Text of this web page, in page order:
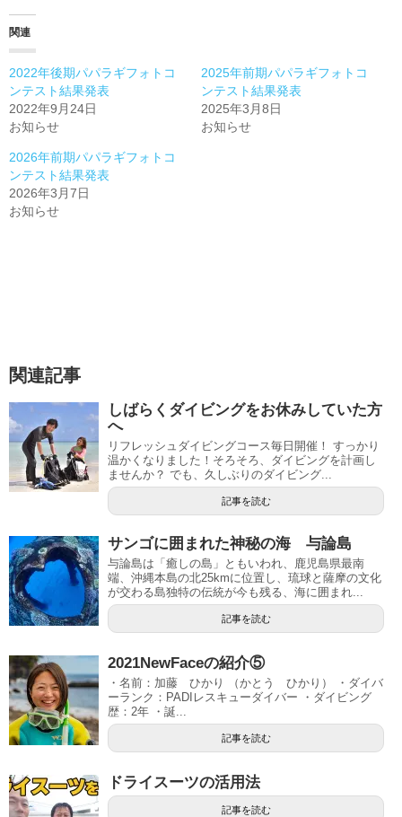
関連
2022年後期パパラギフォトコ
ンテスト結果発表
2022年9月24日
お知らせ
2025年前期パパラギフォトコ
ンテスト結果発表
2025年3月8日
お知らせ
2026年前期パパラギフォトコ
ンテスト結果発表
2026年3月7日
お知らせ
関連記事
しばらくダイビングをお休みしていた方
へ
リフレッシュダイビングコース毎日開催！ すっかり
温かくなりました！そろそろ、ダイビングを計画し
ませんか？ でも、久しぶりのダイビング...
記事を読む
サンゴに囲まれた神秘の海 与論島
与論島は「癒しの島」ともいわれ、鹿児島県最南
端、沖縄本島の北25kmに位置し、琉球と薩摩の文化
が交わる島独特の伝統が今も残る、海に囲まれ...
記事を読む
2021NewFaceの紹介⑤
・名前：加藤 ひかり （かとう ひかり） ・ダイバ
ーランク：PADIレスキューダイバー ・ダイビング
歴：2年 ・誕...
記事を読む
ドライスーツの活用法
記事を読む